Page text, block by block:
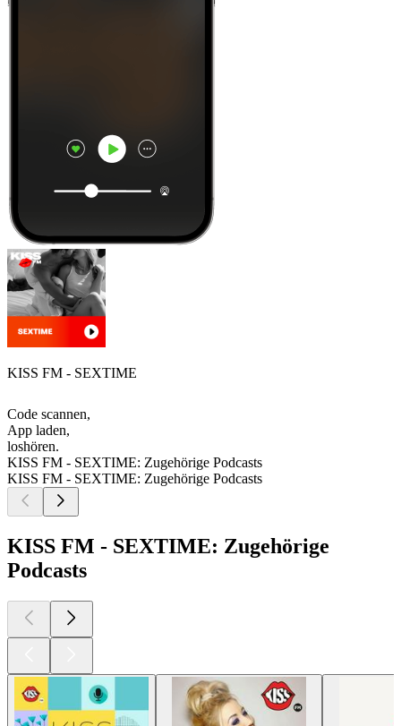
KISS FM - SEXTIME
Code scannen,
App laden,
loshören.
KISS FM - SEXTIME: Zugehörige Podcasts
KISS FM - SEXTIME: Zugehörige Podcasts
KISS FM - SEXTIME: Zugehörige
Podcasts